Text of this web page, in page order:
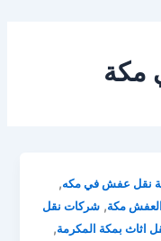
مكة
نقل عفش في مكه,
مكة,شركات نقل
اثاث بمكة المكرمة,